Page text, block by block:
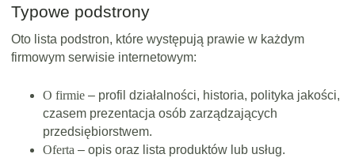
Typowe podstrony
Oto lista podstron, które występują prawie w każdym
firmowym serwisie internetowym:
O firmie – profil działalności, historia, polityka jakości,
czasem prezentacja osób zarządzających
przedsiębiorstwem.
Oferta – opis oraz lista produktów lub usług.